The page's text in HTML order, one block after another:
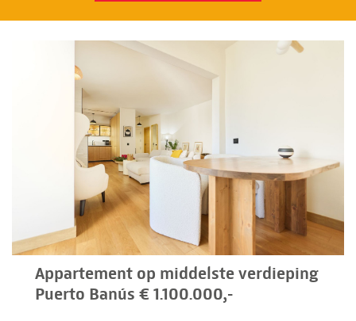
Appartement op middelste verdieping
Puerto Banús € 1.100.000,-